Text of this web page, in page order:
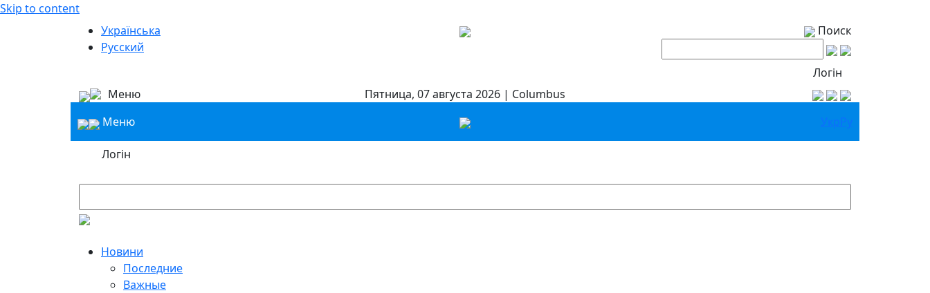
Skip to content
Українська
Русский
Поиск
Логін
Меню
Пятница, 07 августа 2026 | Columbus
Меню
УкрРу
Логін
Новини
Последние
Важные